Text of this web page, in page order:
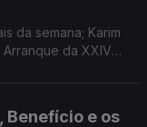
da semana; Karim
da XXIV
Benefício e os